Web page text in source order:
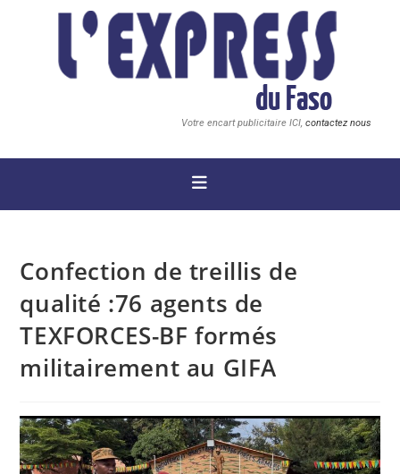
Votre encart publicitaire ICI, contactez nous
Confection de treillis de
qualité :76 agents de
TEXFORCES-BF formés
militairement au GIFA